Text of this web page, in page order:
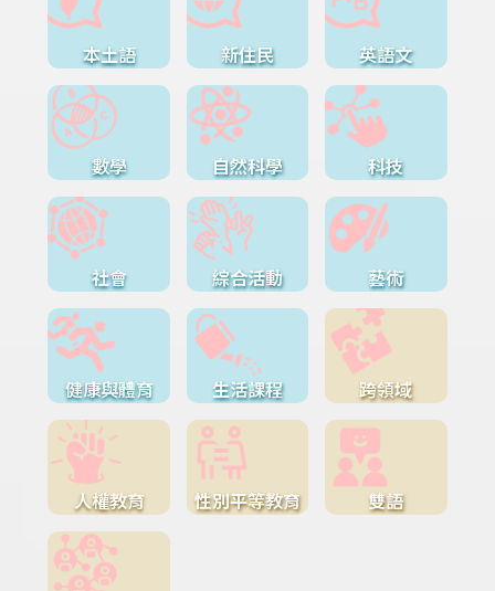
本土語 新住民 英語文
數學 自然科學 科技
社會 綜合活動 藝術
健康與體育 生活課程 跨領域
人權教育 性別平等教育 雙語